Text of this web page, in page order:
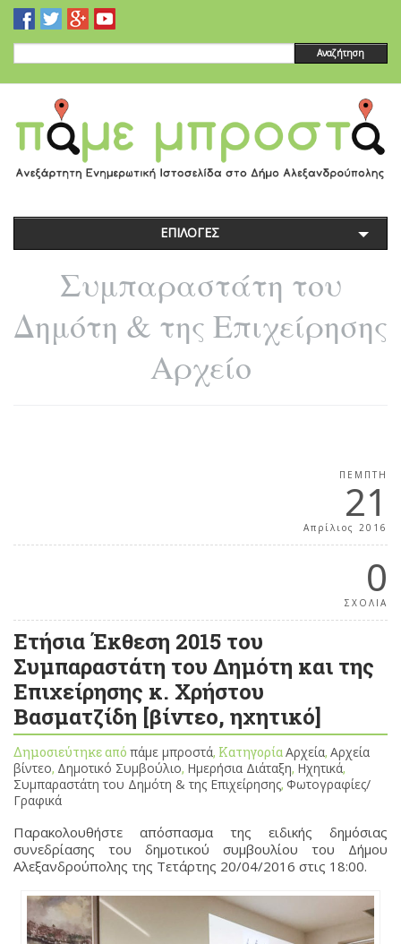
Αναζήτηση
ΕΠΙΛΟΓΕΣ
Συμπαραστάτη του
Δημότη & της Επιχείρησης
Αρχείο
ΠΈΜΠΤΗ
21
Απρίλιος 2016
0
ΣΧΟΛΙΑ
Ετήσια Έκθεση 2015 του
Συμπαραστάτη του Δημότη και της
Επιχείρησης κ. Χρήστου
Βασματζίδη [βίντεο, ηχητικό]
Δημοσιεύτηκε από πάμε μπροστά, ΚατηγορίαΑρχεία, Αρχεία
βίντεο, Δημοτικό Συμβούλιο, Ημερήσια Διάταξη, Ηχητικά,
Συμπαραστάτη του Δημότη & της Επιχείρησης, Φωτογραφίες/
Γραφικά
Παρακολουθήστε απόσπασμα της ειδικής δημόσιας
συνεδρίασης του δημοτικού συμβουλίου του Δήμου
Αλεξανδρούπολης της Τετάρτης 20/04/2016 στις 18:00.